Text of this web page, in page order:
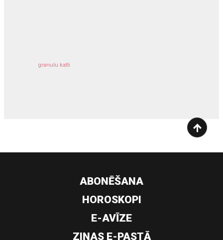
granulu katli
ABONĒŠANA
HOROSKOPI
E-AVĪZE
ZIŅAS E-PASTĀ